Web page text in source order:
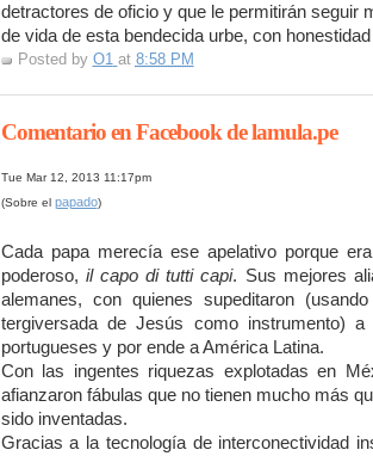
detractores de oficio y que le permitirán seguir
de vida de esta bendecida urbe, con
Posted by O1 at 8:58 PM
Comentario en Facebook de lamula.pe
Tue Mar 12, 2013 11:17pm
(Sobre el papado)
Cada papa merecía ese apelativo porque
poderoso, il capo di tutti capi. Sus mejores
alemanes, con quienes supeditaron
tergiversada de Jesús como instrumento)
portugueses y por ende a América Latina.
Con las ingentes riquezas explotadas en
afianzaron fábulas que no tienen mucho más
sido inventadas.
Gracias a la tecnología de interconectividad